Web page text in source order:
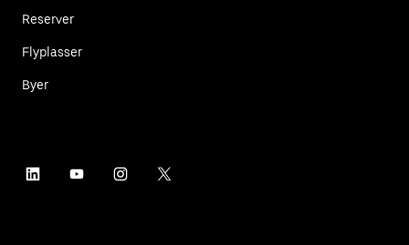
Reserver
Flyplasser
Byer